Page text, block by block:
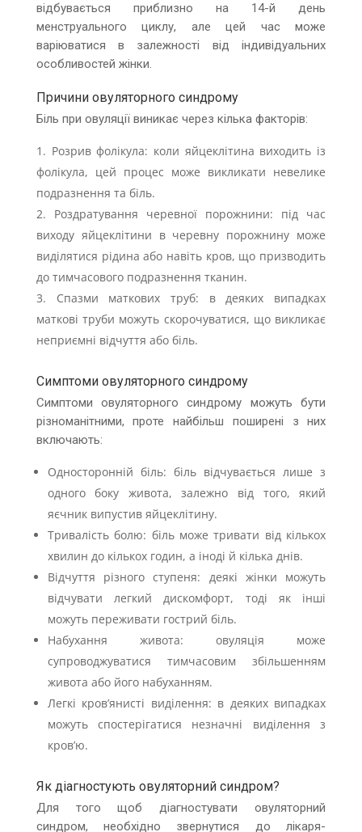
відбувається приблизно на 14-й день
менструального циклу, але цей час може
варіюватися в залежності від індивідуальних
особливостей жінки.
Причини овуляторного синдрому
Біль при овуляції виникає через кілька факторів:
Розрив фолікула: коли яйцеклітина виходить із
фолікула, цей процес може викликати невелике
подразнення та біль.
Роздратування черевної порожнини: під час
виходу яйцеклітини в черевну порожнину може
виділятися рідина або навіть кров, що призводить
до тимчасового подразнення тканин.
Спазми маткових труб: в деяких випадках
маткові труби можуть скорочуватися, що викликає
неприємні відчуття або біль.
Симптоми овуляторного синдрому
Симптоми овуляторного синдрому можуть бути
різноманітними, проте найбільш поширені з них
включають:
Односторонній біль: біль відчувається лише з
одного боку живота, залежно від того, який
яєчник випустив яйцеклітину.
Тривалість болю: біль може тривати від кількох
хвилин до кількох годин, а іноді й кілька днів.
Відчуття різного ступеня: деякі жінки можуть
відчувати легкий дискомфорт, тоді як інші
можуть переживати гострий біль.
Набухання живота: овуляція може
супроводжуватися тимчасовим збільшенням
живота або його набуханням.
Легкі кров’янисті виділення: в деяких випадках
можуть спостерігатися незначні виділення з
кров’ю.
Як діагностують овуляторний синдром?
Для того щоб діагностувати овуляторний
синдром, необхідно звернутися до лікаря-